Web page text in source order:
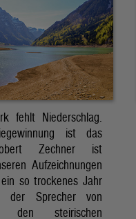
fehlt Niederschlag.
ist das
Zechner ist
Aufzeichnungen
so trockenes Jahr
der Sprecher von
den steirischen